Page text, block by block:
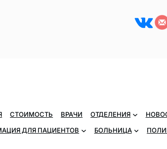
VK
СТОИМОСТЬ ВРАЧИ ОТДЕЛЕНИЯ
ДЛЯ ПАЦИЕНТОВ
БОЛЬНИЦА